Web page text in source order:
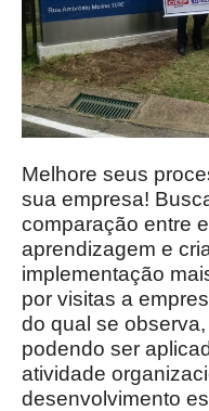
Melhore seus
sua empresa!
comparação entre
aprendizagem e
implementação
por visitas a
do qual se
podendo ser
atividade
desenvolvimento